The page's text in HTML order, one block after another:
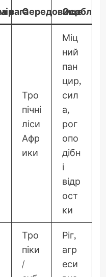
вагаСередовище
Тро
пічні
ліси
Афр
ики
Міц
ний
пан
цир,
сил
а,
рог
опо
дібн
і
відр
ост
ки
Тро
піки
/
Ріг,
агр
еси